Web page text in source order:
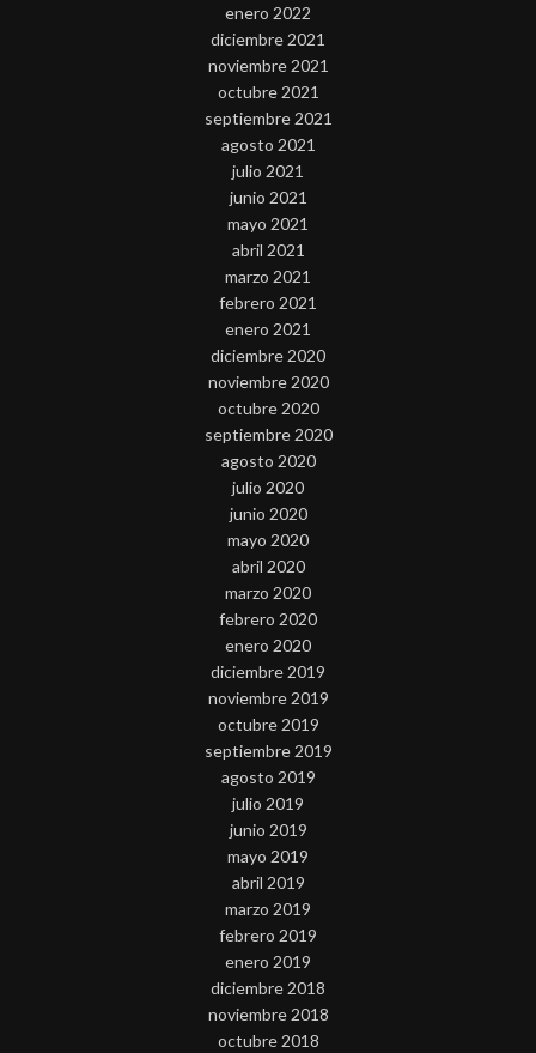
enero 2022
diciembre 2021
noviembre 2021
octubre 2021
septiembre 2021
agosto 2021
julio 2021
junio 2021
mayo 2021
abril 2021
marzo 2021
febrero 2021
enero 2021
diciembre 2020
noviembre 2020
octubre 2020
septiembre 2020
agosto 2020
julio 2020
junio 2020
mayo 2020
abril 2020
marzo 2020
febrero 2020
enero 2020
diciembre 2019
noviembre 2019
octubre 2019
septiembre 2019
agosto 2019
julio 2019
junio 2019
mayo 2019
abril 2019
marzo 2019
febrero 2019
enero 2019
diciembre 2018
noviembre 2018
octubre 2018